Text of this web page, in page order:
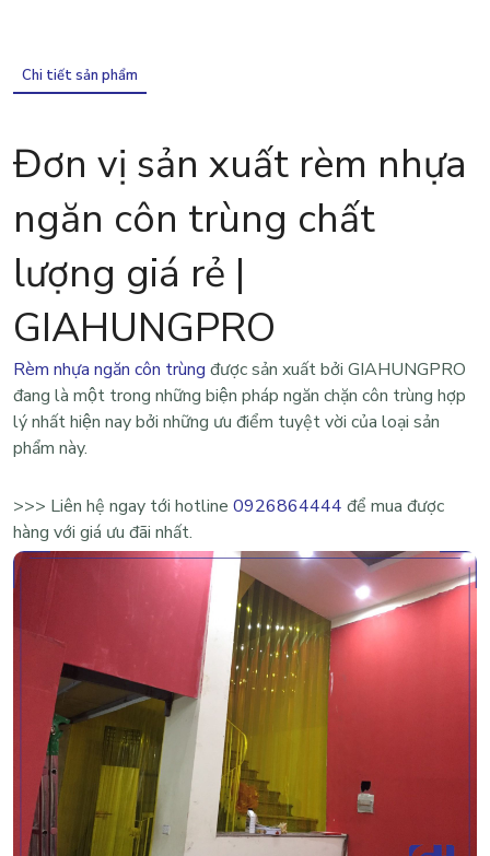
Chi tiết sản phẩm
Đơn vị sản xuất rèm nhựa
ngăn côn trùng chất
lượng giá rẻ |
GIAHUNGPRO
Rèm nhựa ngăn côn trùng được sản xuất bởi GIAHUNGPRO
đang là một trong những biện pháp ngăn chặn côn trùng hợp
lý nhất hiện nay bởi những ưu điểm tuyệt vời của loại sản
phẩm này.
>>> Liên hệ ngay tới hotline 0926864444 để mua được
hàng với giá ưu đãi nhất.